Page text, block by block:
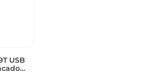
USB